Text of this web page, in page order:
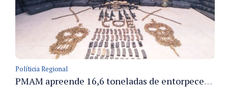
Políticia Regional
PMAM apreende 16,6 toneladas de entorpecentes e registra aumento nas prisões em flagrante e nas capturas de foragidos no primeiro semestre de 2026